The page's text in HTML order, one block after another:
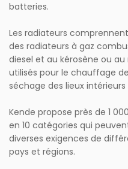
batteries.
Les radiateurs
des radiateurs à gaz
diesel et au kérosène ou
utilisés pour le chauffage
séchage des lieux
Kende propose près de 1
en 10 catégories qui
diverses exigences de
pays et régions.